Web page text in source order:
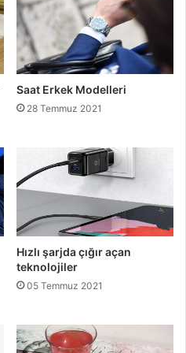
Saat Erkek Modelleri
28 Temmuz 2021
Hızlı şarjda çığır açan
teknolojiler
05 Temmuz 2021